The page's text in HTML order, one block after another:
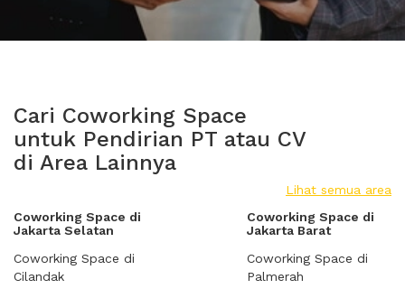
Cari Coworking Space
untuk Pendirian PT atau CV
di Area Lainnya
Lihat semua area
Coworking Space di
Jakarta Selatan
Coworking Space di
Cilandak
Coworking Space di
Jakarta Barat
Coworking Space di
Palmerah